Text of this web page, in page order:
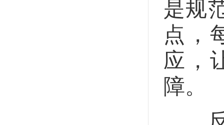
是规
点，
应，
障。